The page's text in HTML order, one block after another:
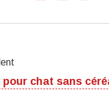
chat sans